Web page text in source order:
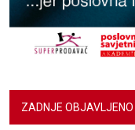
ZADNJE OBJAVLJENO